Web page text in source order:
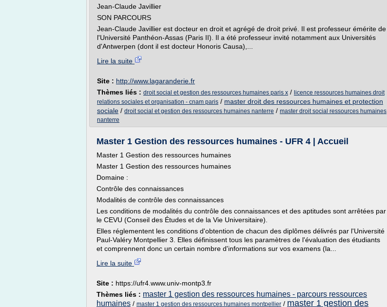
Jean-Claude Javillier
SON PARCOURS
Jean-Claude Javillier est docteur en droit et agrégé de droit privé. Il est professeur émérite de
l'Université Panthéon-Assas (Paris II). Il a été professeur invité notamment aux Universités
d'Antwerpen (dont il est docteur Honoris Causa),...
Lire la suite
Site : http://www.lagaranderie.fr
Thèmes liés : droit social et gestion des ressources humaines paris x / licence ressources humaines droit
relations sociales et organisation - cnam paris / master droit des ressources humaines et protection
sociale / droit social et gestion des ressources humaines nanterre / master droit social ressources humaines
nanterre
Master 1 Gestion des ressources humaines - UFR 4 | Accueil
Master 1 Gestion des ressources humaines
Master 1 Gestion des ressources humaines
Domaine :
Contrôle des connaissances
Modalités de contrôle des connaissances
Les conditions de modalités du contrôle des connaissances et des aptitudes sont arrêtées par
le CEVU (Conseil des Études et de la Vie Universitaire).
Elles réglementent les conditions d'obtention de chacun des diplômes délivrés par l'Université
Paul-Valéry Montpellier 3. Elles définissent tous les paramètres de l'évaluation des étudiants
et comprennent donc un certain nombre d'informations sur vos examens (la...
Lire la suite
Site : https://ufr4.www.univ-montp3.fr
Thèmes liés : master 1 gestion des ressources humaines - parcours ressources
humaines / master 1 gestion des ressources humaines montpellier / master 1 gestion des